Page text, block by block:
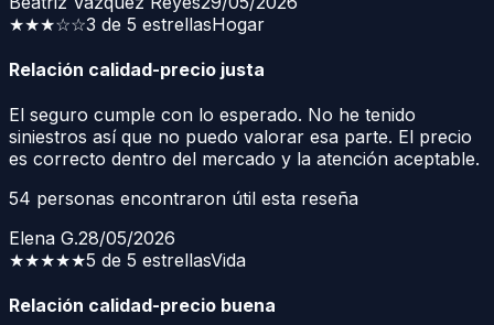
★★★☆☆3 de 5 estrellasHogar
Relación calidad-precio justa
El seguro cumple con lo esperado. No he tenido
siniestros así que no puedo valorar esa parte. El precio
es correcto dentro del mercado y la atención aceptable.
54 personas encontraron útil esta reseña
Elena G.28/05/2026
★★★★★5 de 5 estrellasVida
Relación calidad-precio buena